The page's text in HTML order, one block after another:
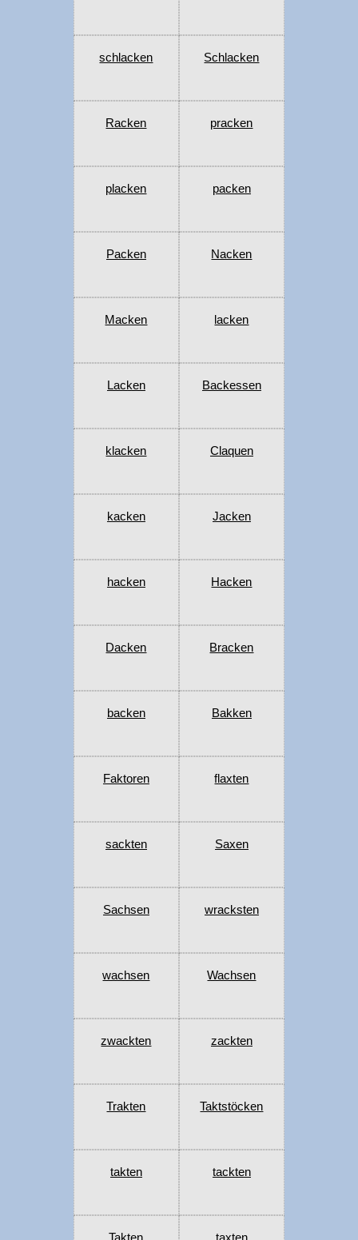
schlacken Schlacken
Racken pracken
placken packen
Packen Nacken
Macken lacken
Lacken Backessen
klacken Claquen
kacken Jacken
hacken Hacken
Dacken Bracken
backen Bakken
Faktoren flaxten
sackten Saxen
Sachsen wracksten
wachsen Wachsen
zwackten zackten
Trakten Taktstöcken
takten tackten